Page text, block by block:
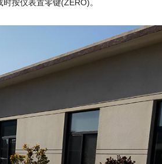
按仪表置零键(ZERO)。